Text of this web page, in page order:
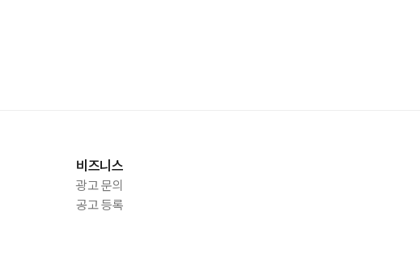
비즈니스
광고 문의
공고 등록